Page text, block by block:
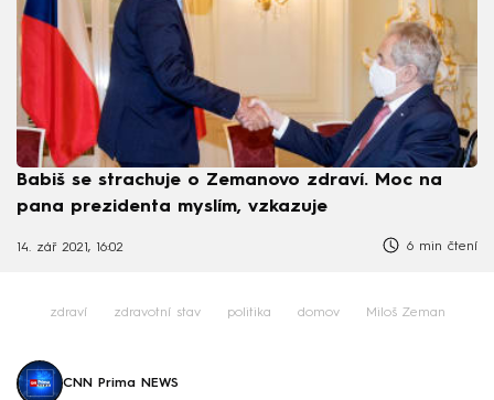
Babiš se strachuje o Zemanovo zdraví. Moc na
pana prezidenta myslím, vzkazuje
14. zář 2021, 16:02 6 min čtení
zdraví zdravotní stav politika domov Miloš Zeman
CNN Prima NEWS